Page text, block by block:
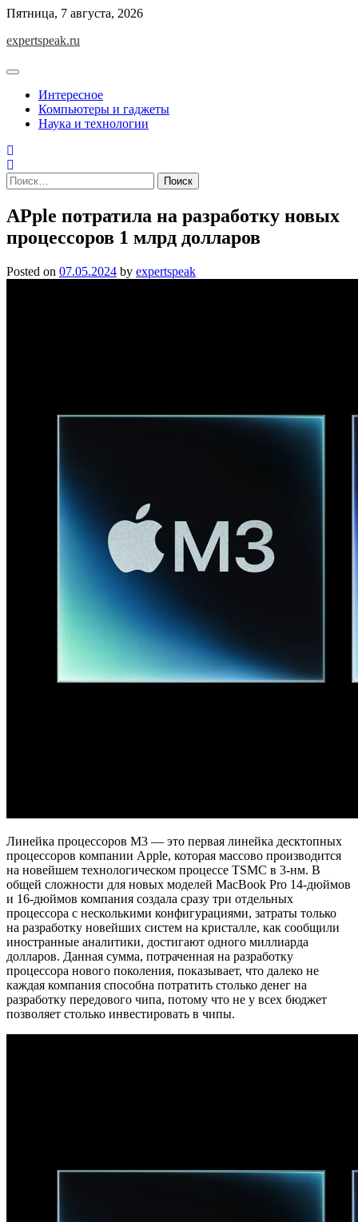
Skip
content
Пятница, 7 августа, 2026
expertspeak.ru
Интересное
Компьютеры и гаджеты
Наука и технологии
Найти:
APple потратила на разработку новых
процессоров 1 млрд долларов
Posted on 07.05.2024 by expertspeak
Линейка процессоров M3 — это первая линейка десктопных
процессоров компании Apple, которая массово производится
на новейшем технологическом процессе TSMC в 3-нм. В
общей сложности для новых моделей MacBook Pro 14-дюймов
и 16-дюймов компания создала сразу три отдельных
процессора с несколькими конфигурациями, затраты только
на разработку новейших систем на кристалле, как сообщили
иностранные аналитики, достигают одного миллиарда
долларов. Данная сумма, потраченная на разработку
процессора нового поколения, показывает, что далеко не
каждая компания способна потратить столько денег на
разработку передового чипа, потому что не у всех бюджет
позволяет столько инвестировать в чипы.